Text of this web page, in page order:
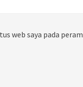
web saya pada